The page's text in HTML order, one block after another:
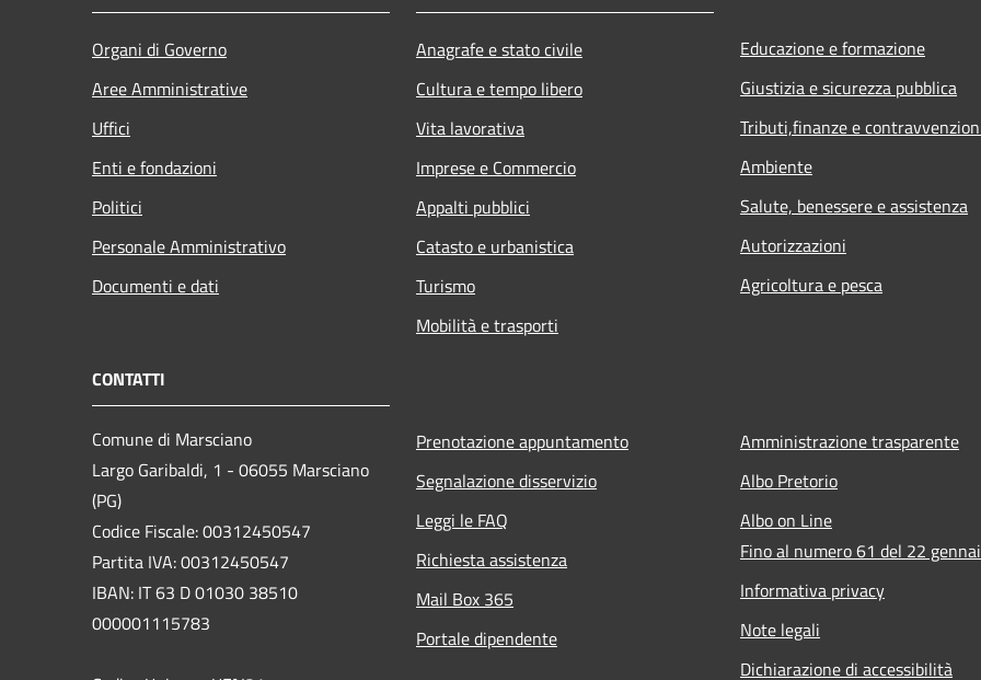
Organi di Governo
Aree Amministrative
Uffici
Enti e fondazioni
Politici
Personale Amministrativo
Documenti e dati
Anagrafe e stato civile
Cultura e tempo libero
Vita lavorativa
Imprese e Commercio
Appalti pubblici
Catasto e urbanistica
Turismo
Mobilità e trasporti
Educazione e formazione
Giustizia e sicurezza pubblica
Tributi,finanze e
Ambiente
Salute, benessere e assistenza
Autorizzazioni
Agricoltura e pesca
CONTATTI
Comune di Marsciano
Largo Garibaldi, 1 - 06055 Marsciano
(PG)
Codice Fiscale: 00312450547
Partita IVA: 00312450547
IBAN: IT 63 D 01030 38510
000001115783
Prenotazione appuntamento
Segnalazione disservizio
Leggi le FAQ
Richiesta assistenza
Mail Box 365
Portale dipendente
Amministrazione trasparente
Albo Pretorio
Albo on Line
Fino al numero 61 del 22
Informativa privacy
Note legali
Dichiarazione di accessibilità